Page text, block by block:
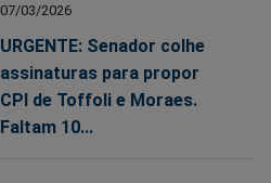
07/03/2026
URGENTE: Senador colhe
assinaturas para propor
CPI de Toffoli e Moraes.
Faltam 10...